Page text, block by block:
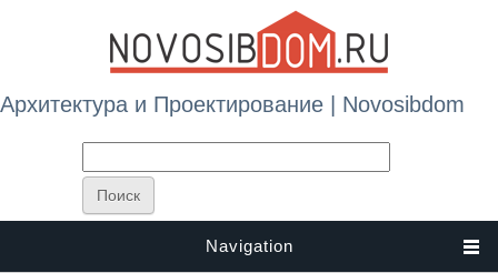
Архитектура и Проектирование | Novosibdom
Navigation